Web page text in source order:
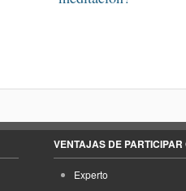
VENTAJAS DE PARTICIPAR
Experto